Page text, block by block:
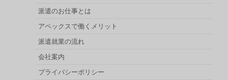
派遣のお仕事とは
アペックスで働くメリット
派遣就業の流れ
会社案内
プライバシーポリシー